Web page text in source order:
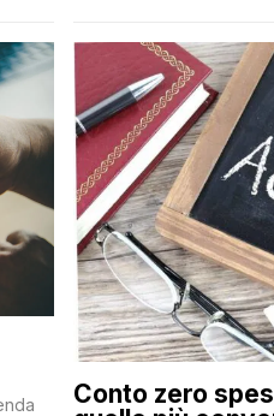
Conto zero